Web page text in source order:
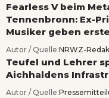
Fearless V beim
Tennenbronn: Ex-
Musiker geben
Autor / Quelle:NRWZ-
Teufel und Lehrer
Aichhaldens
Autor / Quelle: